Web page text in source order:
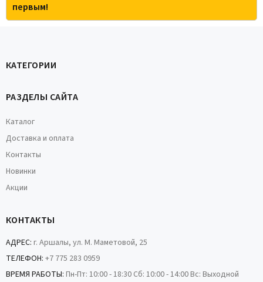
первым!
КАТЕГОРИИ
РАЗДЕЛЫ САЙТА
Каталог
Доставка и оплата
Контакты
Новинки
Акции
КОНТАКТЫ
АДРЕС: г. Аршалы, ул. М. Маметовой, 25
ТЕЛЕФОН: +7 775 283 0959
ВРЕМЯ РАБОТЫ: Пн-Пт: 10:00 - 18:30 Сб: 10:00 - 14:00 Вс: Выходной